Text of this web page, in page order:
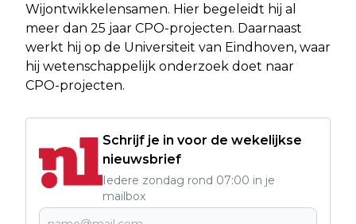
Wijontwikkelensamen. Hier begeleidt hij al
meer dan 25 jaar CPO-projecten. Daarnaast
werkt hij op de Universiteit van Eindhoven, waar
hij wetenschappelijk onderzoek doet naar
CPO-projecten.
Schrijf je in voor de wekelijkse
nieuwsbrief
Iedere zondag rond 07:00 in je
mailbox